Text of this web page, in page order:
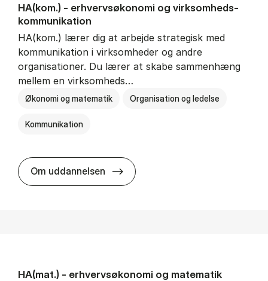
HA(kom.) - erhvervs­økonomi og virksomheds­
kommunikation
HA(kom.) lærer dig at arbejde strategisk med
kommunikation i virksomheder og andre
organisationer. Du lærer at skabe sammenhæng
mellem en virksomheds…
Økonomi og matematik Organisation og ledelse
Kommunikation
Om uddannelsen HA(kom.) - erhvervs­økonomi
HA(mat.) - erhvervs­økonomi og ma­te­ma­tik